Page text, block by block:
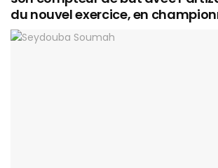
du nouvel exercice, en